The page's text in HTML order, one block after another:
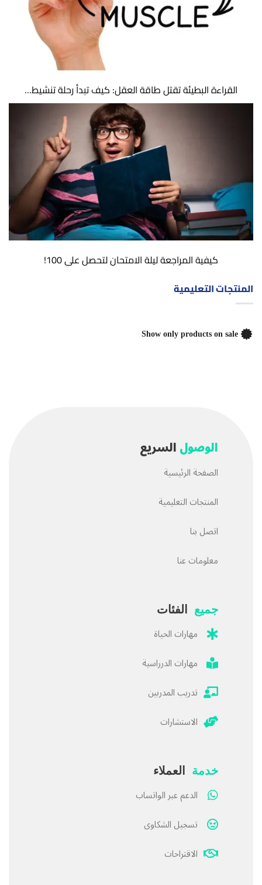
القراءة البطيئة تقتل طاقة العقل: كيف تبدأ رحلة تنشيط…
كيفية المراجعة ليلة الامتحان لتحصل على 100!
المنتجات التعليمية
Show only products on sale
الوصولالسريع
الصفحة الرئيسية
المنتجات التعليمية
اتصل بنا
معلومات عنا
جميع الفئات
مهارات الحياة
مهارات الدرراسية
تدريب المدربين
الاستشارات
خدمة العملاء
الدعم عبر الواتساب
تسجيل الشكاوى
الاقتراحات